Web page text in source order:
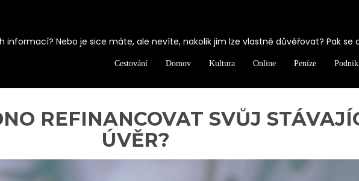
informací? Nebo je sice máte, ale nevíte, nakolik jim lze vlastně důvěřovat? Pak se
Cestování Domov Kultura Online Peníze
REFINANCOVAT SVŮJ
ÚVĚR?